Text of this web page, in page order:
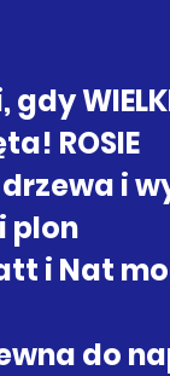
ROSIE
i
plon
i Nat
do